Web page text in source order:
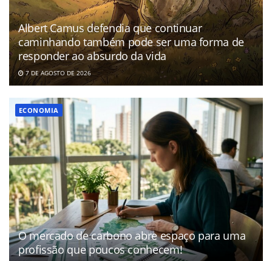
Albert Camus defendia que continuar
caminhando também pode ser uma forma de
responder ao absurdo da vida
7 DE AGOSTO DE 2026
ECONOMIA
O mercado de carbono abre espaço para uma
profissão que poucos conhecem!